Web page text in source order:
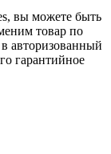
вы можете быть
товар по
авторизованный
гарантийное